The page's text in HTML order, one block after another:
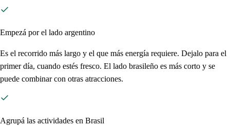
Empezá por el lado argentino
Es el recorrido más largo y el que más energía requiere. Dejalo para el
primer día, cuando estés fresco. El lado brasileño es más corto y se
puede combinar con otras atracciones.
Agrupá las actividades en Brasil